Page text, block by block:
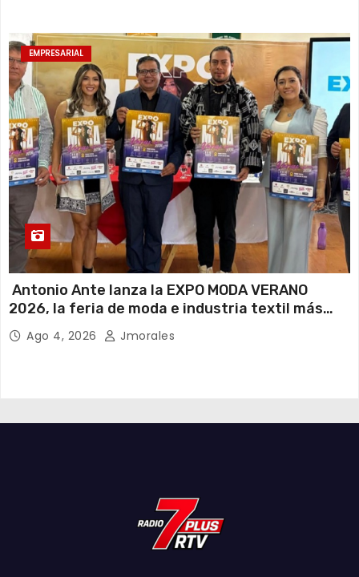
EMPRESARIAL
Antonio Ante lanza la EXPO MODA VERANO
2026, la feria de moda e industria textil más
importante del Ecuador
Ago 4, 2026 Jmorales